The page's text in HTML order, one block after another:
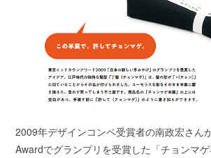
2009年デザインコンペ受賞者の南政宏さん
Awardでグランプリを受賞した「チョンマ